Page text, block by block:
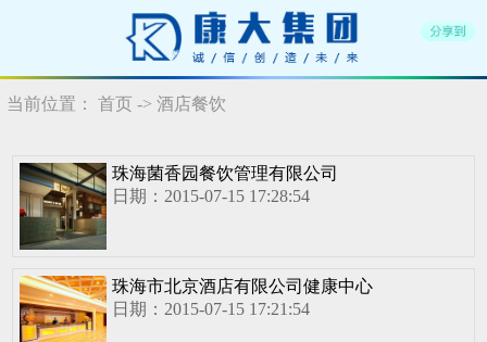
当前位置： 首页 -> 酒店餐饮
珠海菌香园餐饮管理有限公司
日期：2015-07-15 17:28:54
珠海市北京酒店有限公司健康中心
日期：2015-07-15 17:21:54